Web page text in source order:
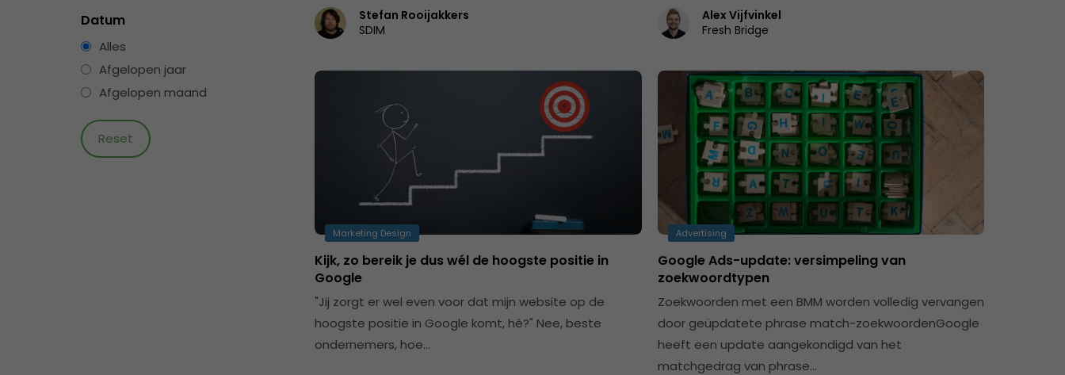
Datum
Alles
Afgelopen jaar
Afgelopen maand
Stefan Rooijakkers
SDIM
Alex Vijfvinkel
Fresh Bridge
Marketing Design
Kijk, zo bereik je dus wél de hoogste positie in
Google
"Jij zorgt er wel even voor dat mijn website op de
hoogste positie in Google komt, hè?" Nee, beste
ondernemers, hoe…
Advertising
Google Ads-update: versimpeling van
zoekwoordtypen
Zoekwoorden met een BMM worden volledig vervangen
door geüpdatete phrase match-zoekwoordenGoogle
heeft een update aangekondigd van het
matchgedrag van phrase…